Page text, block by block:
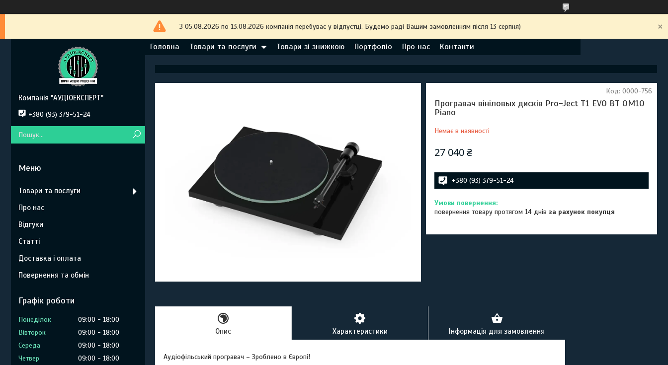
З 05.08.2026 по 13.08.2026 компанія перебуває у відпустці. Будемо раді Вашим замовленням після 13 серпня)
Головна Товари та послуги Товари зі знижкою Портфоліо Про нас Контакти
Програвач вініловых дисків Pro-Ject T1 EVO BT OM10
Piano
Немає в наявності
Код: 0000-756
27 040 ₴
+380 (93) 379-51-24
повернення товару протягом 14 днівза рахунок покупця
Опис Характеристики Інформація для замовлення
Аудіофільський програвач – Зроблено в Європі!
Компанія "АУДІОЕКСПЕРТ"
+380 (93) 379-51-24
Товари та послуги
Про нас
Відгуки
Статті
Доставка і оплата
Повернення та обмін
Графік роботи
Понеділок 09:00
18:00
Вівторок
09:00
18:00
Середа
09:00
18:00
Четвер
09:00
18:00